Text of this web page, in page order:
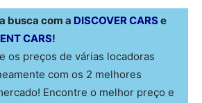
busca com a DISCOVER CARSe
CARS!
os preços de várias locadoras
com os 2 melhores
Encontre o melhor preço e